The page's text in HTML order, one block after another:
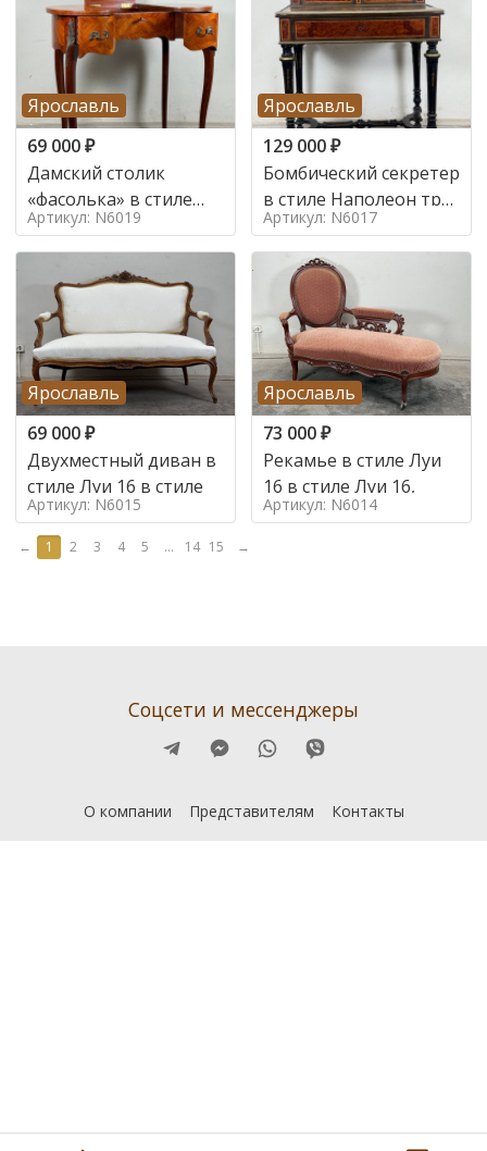
Ярославль
69 000₽
Дамский столик
«фасолька» в стиле
Луи 16,
Артикул: N6019
Ярославль
129 000₽
Бомбический секретер
в стиле Наполеон труа
в стиле
Артикул: N6017
Ярославль
69 000₽
Двухместный диван в
стиле Луи 16 в стиле
Артикул: N6015
Ярославль
73 000₽
Рекамье в стиле Луи
16 в стиле Луи 16,
Артикул: N6014
← 1 2 3 4 5 ... 14 15 →
Соцсети и мессенджеры
О компании Представителям Контакты